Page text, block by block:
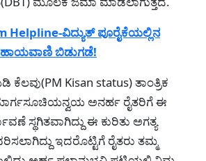
Helpline-ವಿದ್ಯುತ್‌ ಪೂರೈಕೆಯಲ್ಲಿನ
ಬಿಡುಗಡೆ!
Kisan status) ತಾಂತ್ರಿಕ
ಅನರ್ಹ ರೈತರಿಗೆ ಈ
ಸ್ಥಗಿತವಾಗಿದ್ದು ಈ ಕುರಿತು ಅಗತ್ಯ
ಇದರೊಟ್ಟಿಗೆ ರೈತರು ತಮ್ಮ